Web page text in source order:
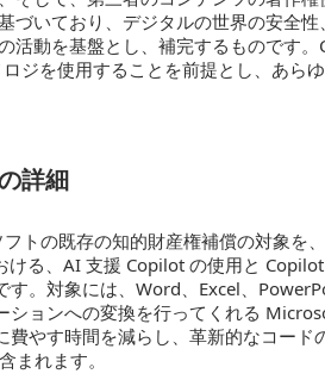
づいており、デジタルの世界の安全
活動を基盤とし、補完するものです
ジを使用することを前提とし、あら
詳細
トの既存の知的財産権補償の対象を
る、AI 支援 Copilot の使用と
。対象には、Word、Excel、
ションへの変換を行ってくれる
やす時間を減らし、革新的なコード
まれます。